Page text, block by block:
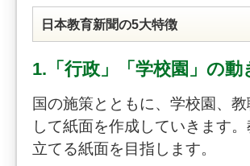
日本教育新聞の5大特徴
1.「行政」「学校園」の動
国の施策とともに、学校園、
して紙面を作成していきます
立てる紙面を目指します。